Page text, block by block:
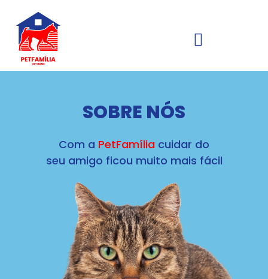
SOBRE NÓS
Com a PetFamília cuidar do
seu amigo ficou muito mais fácil